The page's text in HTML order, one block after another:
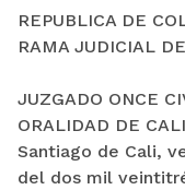
REPUBLICA DE
RAMA JUDICIAL
JUZGADO ONCE
ORALIDAD DE CALI
Santiago de Cali,
del dos mil